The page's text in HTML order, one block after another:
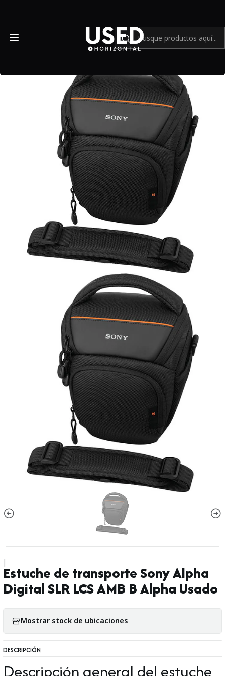
|
Estuche de transporte Sony Alpha
Digital SLR LCS AMB B Alpha Usado
Mostrar stock de ubicaciones
DESCRIPCIÓN
Descripción general del estuche